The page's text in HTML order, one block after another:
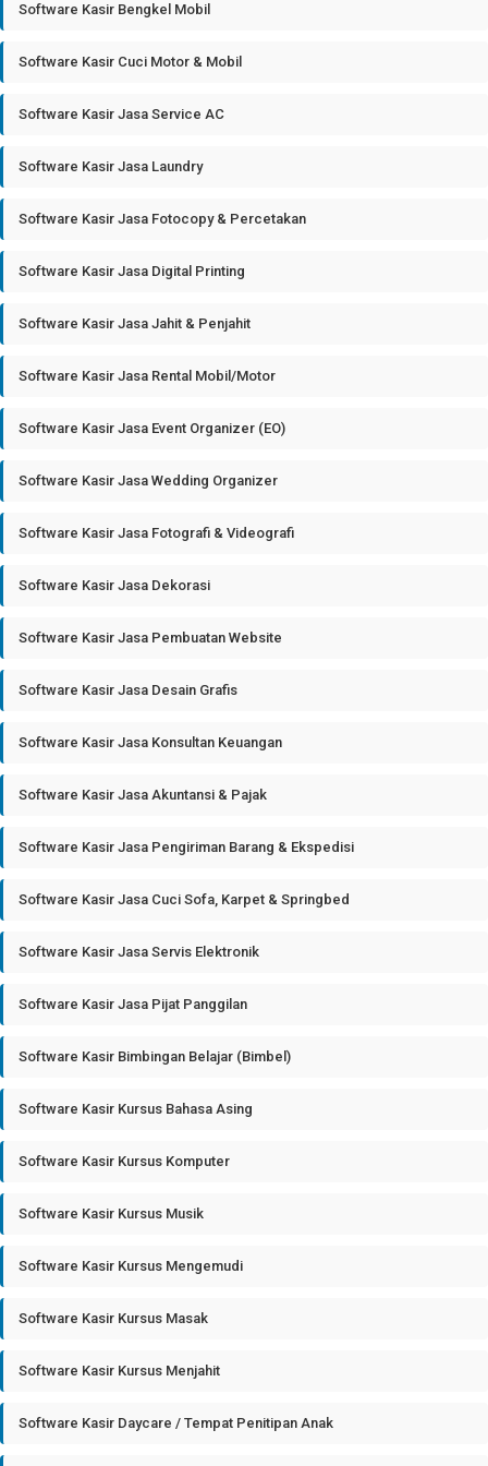
Software Kasir Bengkel Mobil
Software Kasir Cuci Motor & Mobil
Software Kasir Jasa Service AC
Software Kasir Jasa Laundry
Software Kasir Jasa Fotocopy & Percetakan
Software Kasir Jasa Digital Printing
Software Kasir Jasa Jahit & Penjahit
Software Kasir Jasa Rental Mobil/Motor
Software Kasir Jasa Event Organizer (EO)
Software Kasir Jasa Wedding Organizer
Software Kasir Jasa Fotografi & Videografi
Software Kasir Jasa Dekorasi
Software Kasir Jasa Pembuatan Website
Software Kasir Jasa Desain Grafis
Software Kasir Jasa Konsultan Keuangan
Software Kasir Jasa Akuntansi & Pajak
Software Kasir Jasa Pengiriman Barang & Ekspedisi
Software Kasir Jasa Cuci Sofa, Karpet & Springbed
Software Kasir Jasa Servis Elektronik
Software Kasir Jasa Pijat Panggilan
Software Kasir Bimbingan Belajar (Bimbel)
Software Kasir Kursus Bahasa Asing
Software Kasir Kursus Komputer
Software Kasir Kursus Musik
Software Kasir Kursus Mengemudi
Software Kasir Kursus Masak
Software Kasir Kursus Menjahit
Software Kasir Daycare / Tempat Penitipan Anak